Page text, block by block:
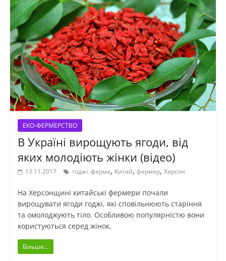
ЕКО-ФЕРМЕРСТВО
В Україні вирощують ягоди, від
яких молодіють жінки (відео)
13.11.2017 годжі. ферма, Китай, фермер, Херсон
На Херсонщині китайські фермери почали
вирощувати ягоди годжі, які сповільнюють старіння
та омолоджують тіло. Особливою популярністю вони
користуються серед жінок,
Більше...